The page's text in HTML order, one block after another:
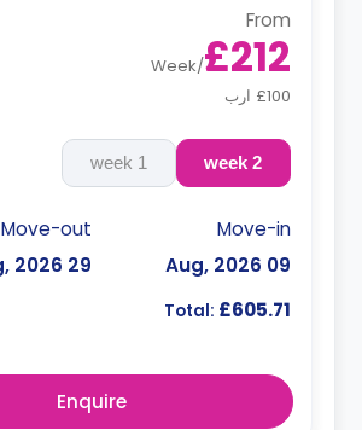
From
£212
/
Week
£100 ارب
2 week
1 week
Move-in
09 Aug, 2026
Move-out
29 Aug, 2026
Total: £605.71
Enquire